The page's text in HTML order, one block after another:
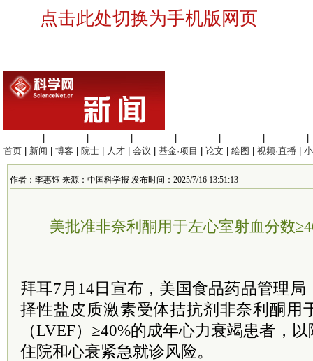
点击此处切换为手机版网页
首页
新闻 博客 院士 人才 会议 基金·项目 论文 绘图 视频·直播
作者：李惠钰 来源：中国科学报 发布时间：2025/7/16 13:51:13
美批准非奈利酮用于左心室射血分数
拜耳7月14日宣布，美国食品药品管理
择性盐皮质激素受体拮抗剂非奈利酮用
（LVEF）≥40%的成年心力衰竭患者，
住院和心衰紧急就诊风险。